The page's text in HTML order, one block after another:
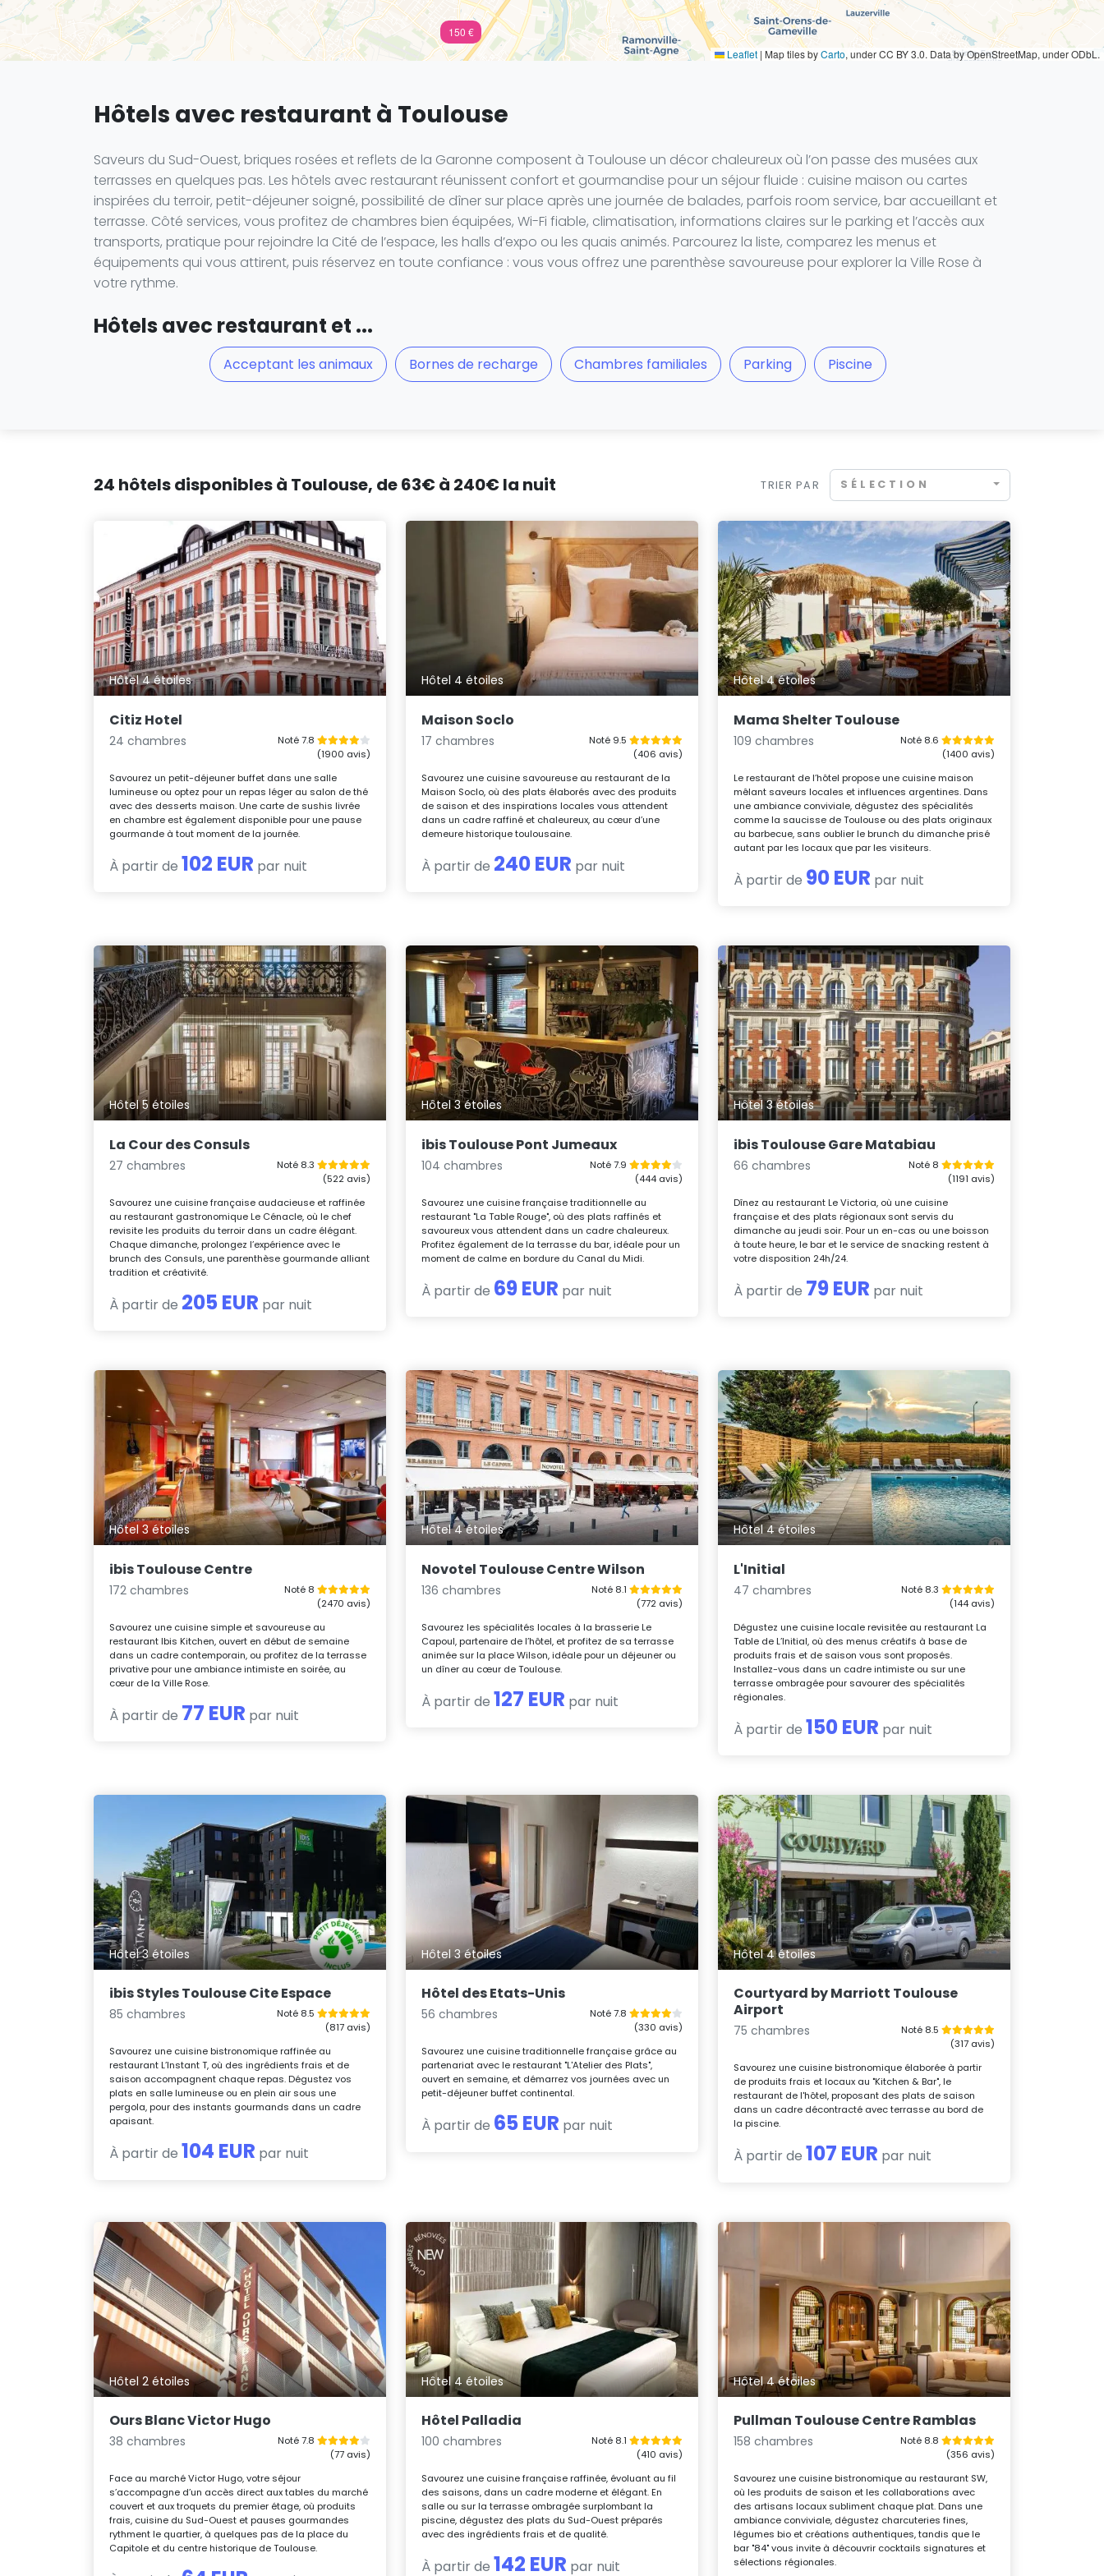
150 €
Leaflet | Map tiles byCarto, under CC BY 3.0. Data by OpenStreetMap, under ODbL.
Hôtels avec restaurant à Toulouse
Saveurs du Sud-Ouest, briques rosées et reflets de la Garonne composent à Toulouse un décor chaleureux où l’on passe des musées aux
terrasses en quelques pas. Les hôtels avec restaurant réunissent confort et gourmandise pour un séjour fluide : cuisine maison ou cartes
inspirées du terroir, petit-déjeuner soigné, possibilité de dîner sur place après une journée de balades, parfois room service, bar accueillant et
terrasse. Côté services, vous profitez de chambres bien équipées, Wi-Fi fiable, climatisation, informations claires sur le parking et l’accès aux
transports, pratique pour rejoindre la Cité de l’espace, les halls d’expo ou les quais animés. Parcourez la liste, comparez les menus et
équipements qui vous attirent, puis réservez en toute confiance : vous vous offrez une parenthèse savoureuse pour explorer la Ville Rose à
votre rythme.
Hôtels avec restaurant et ...
Acceptant les animaux Bornes de recharge Chambres familiales Parking Piscine
24 hôtels disponibles à Toulouse, de 63€ à 240€ la nuit TRIER PAR SÉLECTION
Hôtel 4 étoiles
Citiz Hotel
24 chambres
Noté 7.8
(1900 avis)
Savourez un petit-déjeuner buffet dans une salle
lumineuse ou optez pour un repas léger au salon de thé
avec des desserts maison. Une carte de sushis livrée
en chambre est également disponible pour une pause
gourmande à tout moment de la journée.
À partir de 102 EUR par nuit
Hôtel 4 étoiles
Maison Soclo
17 chambres
Noté 9.5
(406 avis)
Savourez une cuisine savoureuse au restaurant de la
Maison Soclo, où des plats élaborés avec des produits
de saison et des inspirations locales vous attendent
dans un cadre raffiné et chaleureux, au cœur d’une
demeure historique toulousaine.
À partir de 240 EUR par nuit
Hôtel 4 étoiles
Mama Shelter Toulouse
109 chambres
Noté 8.6
(1400 avis)
Le restaurant de l’hôtel propose une cuisine maison
mêlant saveurs locales et influences argentines. Dans
une ambiance conviviale, dégustez des spécialités
comme la saucisse de Toulouse ou des plats originaux
au barbecue, sans oublier le brunch du dimanche prisé
autant par les locaux que par les visiteurs.
À partir de 90 EUR par nuit
Hôtel 5 étoiles
La Cour des Consuls
27 chambres
Noté 8.3
(522 avis)
Savourez une cuisine française audacieuse et raffinée
au restaurant gastronomique Le Cénacle, où le chef
revisite les produits du terroir dans un cadre élégant.
Chaque dimanche, prolongez l’expérience avec le
brunch des Consuls, une parenthèse gourmande alliant
tradition et créativité.
À partir de 205 EUR par nuit
Hôtel 3 étoiles
ibis Toulouse Pont Jumeaux
104 chambres
Noté 7.9
(444 avis)
Savourez une cuisine française traditionnelle au
restaurant "La Table Rouge", où des plats raffinés et
savoureux vous attendent dans un cadre chaleureux.
Profitez également de la terrasse du bar, idéale pour un
moment de calme en bordure du Canal du Midi.
À partir de 69 EUR par nuit
Hôtel 3 étoiles
ibis Toulouse Gare Matabiau
66 chambres
Noté 8
(1191 avis)
Dînez au restaurant Le Victoria, où une cuisine
française et des plats régionaux sont servis du
dimanche au jeudi soir. Pour un en-cas ou une boisson
à toute heure, le bar et le service de snacking restent à
votre disposition 24h/24.
À partir de 79 EUR par nuit
Hôtel 3 étoiles
ibis Toulouse Centre
172 chambres
Noté 8
(2470 avis)
Savourez une cuisine simple et savoureuse au
restaurant Ibis Kitchen, ouvert en début de semaine
dans un cadre contemporain, ou profitez de la terrasse
privative pour une ambiance intimiste en soirée, au
cœur de la Ville Rose.
À partir de 77 EUR par nuit
Hôtel 4 étoiles
Novotel Toulouse Centre Wilson
136 chambres
Noté 8.1
(772 avis)
Savourez les spécialités locales à la brasserie Le
Capoul, partenaire de l’hôtel, et profitez de sa terrasse
animée sur la place Wilson, idéale pour un déjeuner ou
un dîner au cœur de Toulouse.
À partir de127 EUR par nuit
Hôtel 4 étoiles
L'Initial
47 chambres
Noté 8.3
(144 avis)
Dégustez une cuisine locale revisitée au restaurant La
Table de L’Initial, où des menus créatifs à base de
produits frais et de saison vous sont proposés.
Installez-vous dans un cadre intimiste ou sur une
terrasse ombragée pour savourer des spécialités
régionales.
À partir de150 EUR par nuit
Hôtel 3 étoiles
ibis Styles Toulouse Cite Espace
85 chambres
Noté 8.5
(817 avis)
Savourez une cuisine bistronomique raffinée au
restaurant L’Instant T, où des ingrédients frais et de
saison accompagnent chaque repas. Dégustez vos
plats en salle lumineuse ou en plein air sous une
pergola, pour des instants gourmands dans un cadre
apaisant.
À partir de 104 EUR par nuit
Hôtel 3 étoiles
Hôtel des Etats-Unis
56 chambres
Noté 7.8
(330 avis)
Savourez une cuisine traditionnelle française grâce au
partenariat avec le restaurant "L'Atelier des Plats",
ouvert en semaine, et démarrez vos journées avec un
petit-déjeuner buffet continental.
À partir de 65 EUR par nuit
Hôtel 4 étoiles
Courtyard by Marriott Toulouse
Airport
75 chambres
Noté 8.5
(317 avis)
Savourez une cuisine bistronomique élaborée à partir
de produits frais et locaux au "Kitchen & Bar", le
restaurant de l'hôtel, proposant des plats de saison
dans un cadre décontracté avec terrasse au bord de
la piscine.
À partir de 107 EUR par nuit
Hôtel 2 étoiles
Ours Blanc Victor Hugo
38 chambres
Noté 7.8
(77 avis)
Face au marché Victor Hugo, votre séjour
s’accompagne d’un accès direct aux tables du marché
couvert et aux troquets du premier étage, où produits
frais, cuisine du Sud-Ouest et pauses gourmandes
rythment le quartier, à quelques pas de la place du
Capitole et du centre historique de Toulouse.
Hôtel 4 étoiles
Hôtel Palladia
100 chambres
Noté 8.1
(410 avis)
Savourez une cuisine française raffinée, évoluant au fil
des saisons, dans un cadre moderne et élégant. En
salle ou sur la terrasse ombragée surplombant la
piscine, dégustez des plats du Sud-Ouest préparés
avec des ingrédients frais et de qualité.
À partir de 142 EUR par nuit
Hôtel 4 étoiles
Pullman Toulouse Centre Ramblas
158 chambres
Noté 8.8
(356 avis)
Savourez une cuisine bistronomique au restaurant SW,
où les produits de saison et les collaborations avec
des artisans locaux subliment chaque plat. Dans une
ambiance conviviale, dégustez charcuteries fines,
légumes bio et créations authentiques, tandis que le
bar "84" vous invite à découvrir cocktails signatures et
sélections régionales.